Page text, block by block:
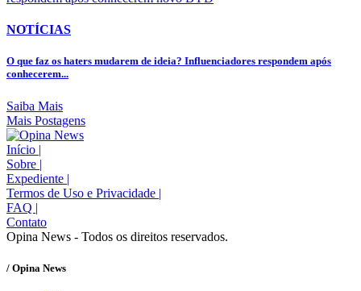
NOTÍCIAS
O que faz os haters mudarem de ideia? Influenciadores respondem após
conhecerem...
Saiba Mais
Mais Postagens
Início |
Sobre |
Expediente |
Termos de Uso e Privacidade |
FAQ |
Contato
Opina News - Todos os direitos reservados.
/ Opina News